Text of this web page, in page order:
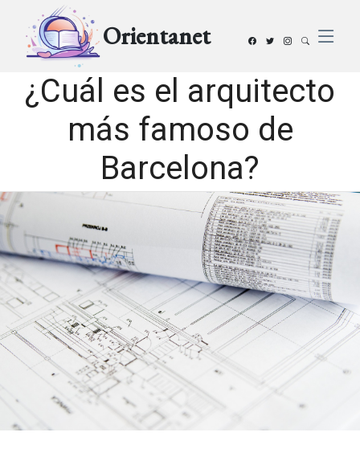
Orientanet
¿Cuál es el arquitecto
más famoso de
Barcelona?